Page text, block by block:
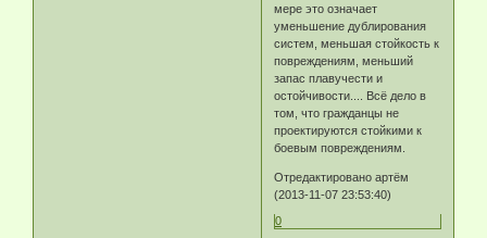
мере это означает
уменьшение дублирования
систем, меньшая стойкость к
повреждениям, меньший
запас плавучести и
остойчивости.... Всё дело в
том, что гражданцы не
проектируются стойкими к
боевым повреждениям.
Отредактировано артём
(2013-11-07 23:53:40)
0